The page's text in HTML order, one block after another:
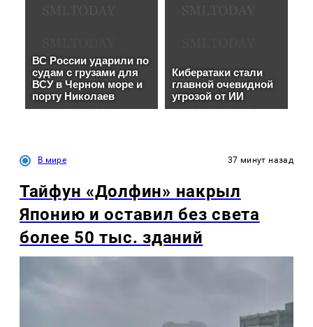
В мире 37 минут назад
Тайфун «Долфин» накрыл
Японию и оставил без света
более 50 тыс. зданий